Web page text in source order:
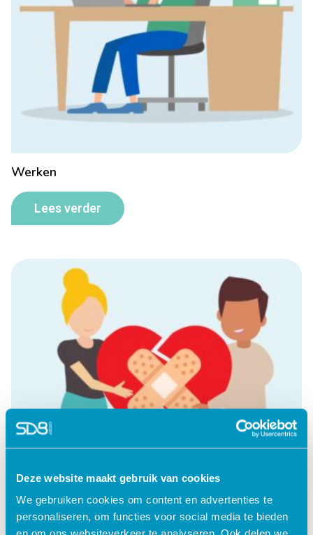
Deze website maakt gebruik van cookies
We gebruiken cookies om content en advertenties te
personaliseren, om functies voor social media te bieden
Werken
Lees verder